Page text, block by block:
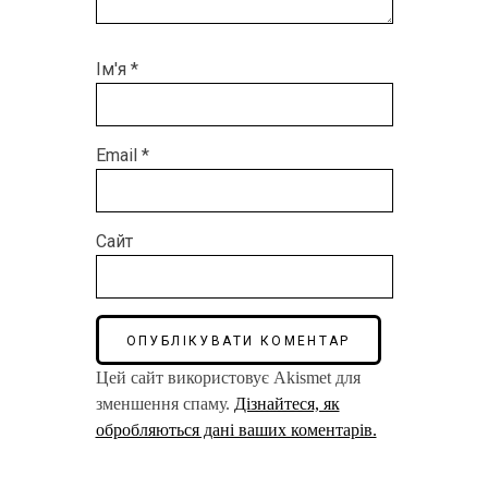
Ім'я *
Email *
Сайт
Цей сайт використовує Akismet для
зменшення спаму. Дізнайтеся, як
обробляються дані ваших коментарів.